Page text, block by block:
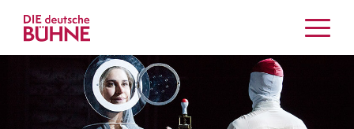
Kritiken
Schauspiel
Musiktheater